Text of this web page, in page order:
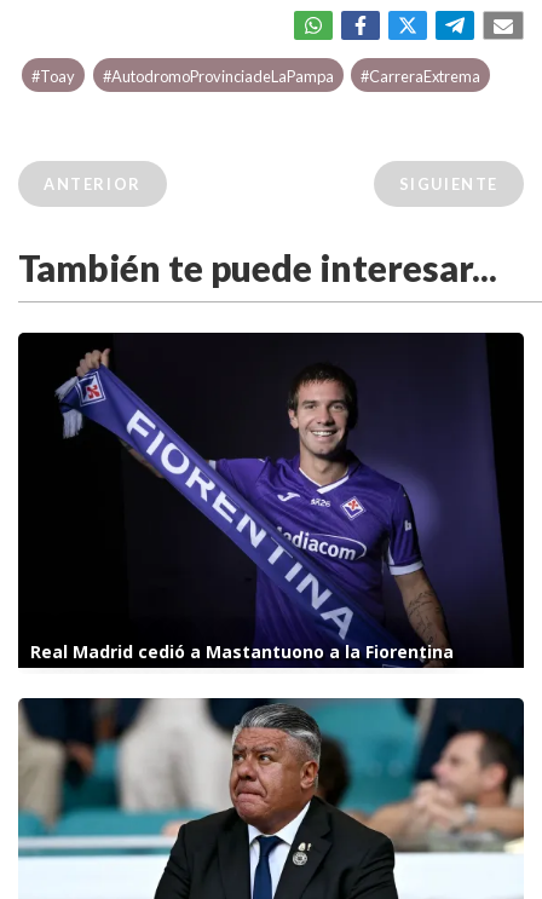
#Toay #AutodromoProvinciadeLaPampa #CarreraExtrema
ANTERIOR SIGUIENTE
También te puede interesar...
Real Madrid cedió a Mastantuono a la Fiorentina